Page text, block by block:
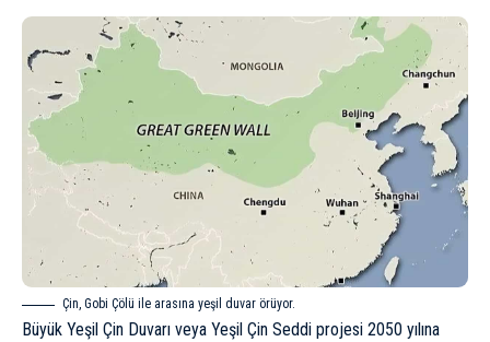
Çin, Gobi Çölü ile arasına yeşil duvar örüyor.
Büyük Yeşil Çin Duvarı veya Yeşil Çin Seddi projesi 2050 yılına